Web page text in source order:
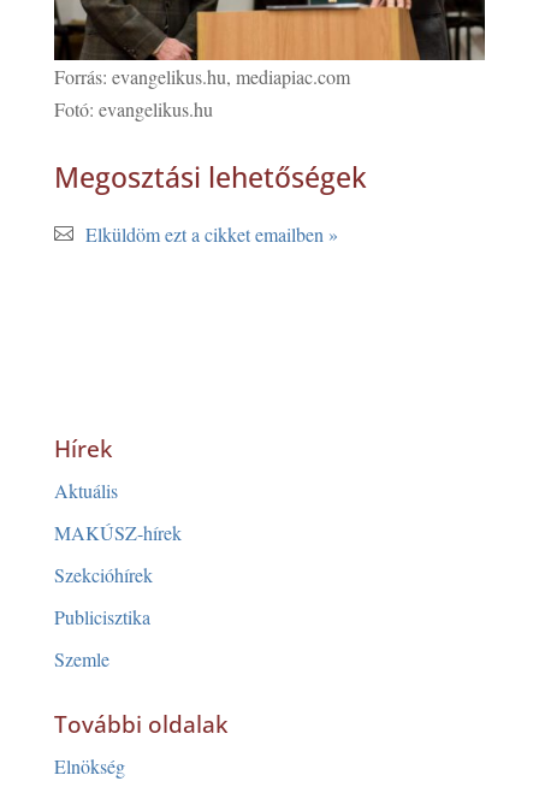
Forrás: evangelikus.hu, mediapiac.com
Fotó: evangelikus.hu
Megosztási lehetőségek
Elküldöm ezt a cikket emailben »
Hírek
Aktuális
MAKÚSZ-hírek
Szekcióhírek
Publicisztika
Szemle
További oldalak
Elnökség